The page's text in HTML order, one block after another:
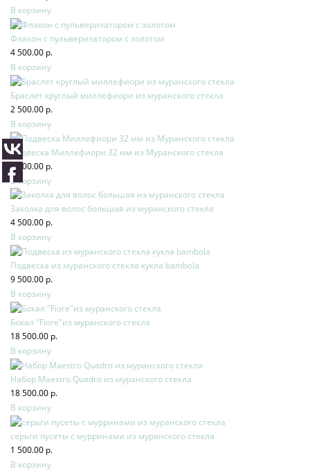
В корзину
Флакон с пульверизатором с золотом
4 500.00 р.
В корзину
Браслет круглый миллефиори из муранского стекла
2 500.00 р.
В корзину
Подвеска Миллефиори 32 мм из Муранского стекла
6 500.00 р.
В корзину
Заколка для волос большая из муранского стекла
4 500.00 р.
В корзину
Подвеска из муранского стекла кукла bambola
9 500.00 р.
В корзину
Бокал "Fiore"из муранского стекла
18 500.00 р.
В корзину
Набор Maestro Quadro из муранского стекла
18 500.00 р.
В корзину
серьги пусеты с мурринами из муранского стекла
1 500.00 р.
В корзину